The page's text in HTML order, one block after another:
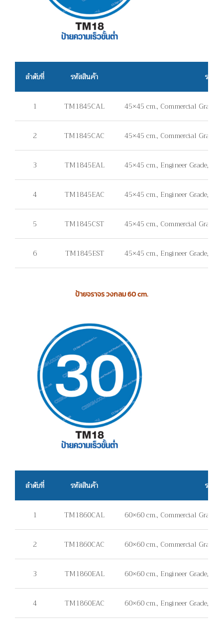
ลำดับที่ รหัสสินค้า รายล
1 TM1845CAL 45×45 cm., Commercial
2 TM1845CAC 45×45 cm., Commercial
3 TM1845EAL 45×45 cm., Engineer Grade, แ
4 TM1845EAC 45×45 cm., Engineer Grade, แ
5 TM1845CST 45×45 cm., Commercial Grade,
6 TM1845EST 45×45 cm., Engineer Grade, ไม่
ป้ายจราจร วงกลม 60 cm.
ลำดับที่ รหัสสินค้า รายล
1 TM1860CAL 60×60 cm., Commercial
2 TM1860CAC 60×60 cm., Commercial
3 TM1860EAL 60×60 cm., Engineer Grade, แ
4 TM1860EAC 60×60 cm., Engineer Grade, แ